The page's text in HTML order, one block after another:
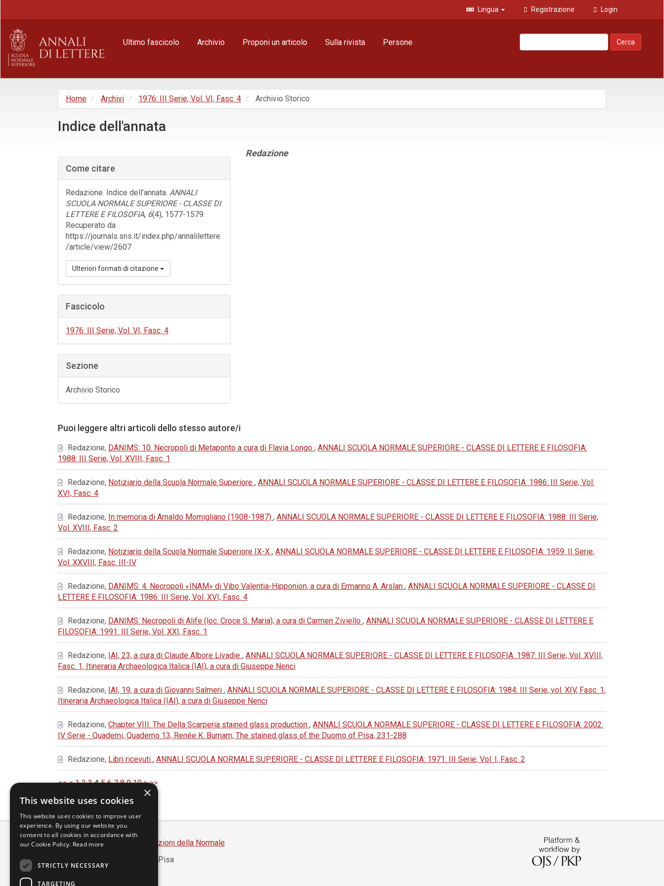
principale
Barra
laterale
Lingua Registrazione Login
Ultimo fascicolo Archivio Proponi un articolo Sulla rivista Persone Cerca
Home Archivi 1976: III Serie, Vol. VI, Fasc. 4 Archivio Storico
Indice dell'annata
laterale
dell'articolo
Come citare
Redazione. Indice dell’annata. ANNALI
SCUOLA NORMALE SUPERIORE - CLASSE DI
LETTERE E FILOSOFIA, 6(4), 1577-1579.
Recuperato da
https://journals.sns.it/index.php/annalilettere
/article/view/2607
Ulteriori formati di citazione
Fascicolo
1976: III Serie, Vol. VI, Fasc. 4
Sezione
Archivio Storico
Contenuto
Redazione
Puoi leggere altri articoli dello stesso autore/i
Redazione, DANIMS: 10. Necropoli di Metaponto a cura di Flavia Longo , ANNALI SCUOLA NORMALE SUPERIORE - CLASSE DI LETTERE E FILOSOFIA:
1988: III Serie, Vol. XVIII, Fasc. 1
Redazione, Notiziario della Scuola Normale Superiore , ANNALI SCUOLA NORMALE SUPERIORE - CLASSE DI LETTERE E FILOSOFIA: 1986: III Serie, Vol.
XVI, Fasc. 4
Redazione, In memoria di Arnaldo Momigliano (1908-1987) , ANNALI SCUOLA NORMALE SUPERIORE - CLASSE DI LETTERE E FILOSOFIA: 1988: III Serie,
Vol. XVIII, Fasc. 2
Redazione, Notiziario della Scuola Normale Superiore IX-X , ANNALI SCUOLA NORMALE SUPERIORE - CLASSE DI LETTERE E FILOSOFIA: 1959: II Serie,
Vol. XXVIII, Fasc. III-IV
Redazione, DANIMS: 4. Necropoli «INAM» di Vibo Valentia-Hipponion, a cura di Ermanno A. Arslan , ANNALI SCUOLA NORMALE SUPERIORE - CLASSE DI
LETTERE E FILOSOFIA: 1986: III Serie, Vol. XVI, Fasc. 4
Redazione, DANIMS: Necropoli di Alife (loc. Croce S. Maria), a cura di Carmen Ziviello , ANNALI SCUOLA NORMALE SUPERIORE - CLASSE DI LETTERE E
FILOSOFIA: 1991: III Serie, Vol. XXI, Fasc. 1
Redazione, IAI, 23, a cura di Claude Albore Livadie , ANNALI SCUOLA NORMALE SUPERIORE - CLASSE DI LETTERE E FILOSOFIA: 1987: III Serie, Vol. XVIII,
Fasc. 1, Itineraria Archaeologica Italica (IAI), a cura di Giuseppe Nenci
Redazione, IAI, 19, a cura di Giovanni Salmeri , ANNALI SCUOLA NORMALE SUPERIORE - CLASSE DI LETTERE E FILOSOFIA: 1984: III Serie, vol. XIV, Fasc. 1,
Itineraria Archaeologica Italica (IAI), a cura di Giuseppe Nenci
Redazione, Chapter VIII. The Della Scarperia stained glass production , ANNALI SCUOLA NORMALE SUPERIORE - CLASSE DI LETTERE E FILOSOFIA: 2002:
IV Serie - Quaderni, Quaderno 13, Renée K. Burnam, The stained glass of the Duomo of Pisa, 231-288
Redazione, Libri ricevuti , ANNALI SCUOLA NORMALE SUPERIORE - CLASSE DI LETTERE E FILOSOFIA: 1971: III Serie, Vol. I, Fasc. 2
<< < 1 2 3 4 5 6 7 8 9 10 > >>
Scuola Normale Superiore
Edizioni della Normale
Piazza dei Cavalieri, 7 - 56126 Pisa
Partita IVA 00420000507
×
This website uses cookies
This website uses cookies to improve user
experience. By using our website you
consent to all cookies in accordance with
our Cookie Policy. Read more
STRICTLY NECESSARY
TARGETING